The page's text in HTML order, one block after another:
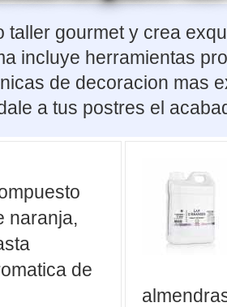
gourmet y crea
incluye herramientas
de decoracion mas
a tus postres el
naranja,
de